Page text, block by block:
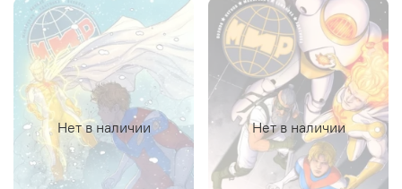
Нет в наличии Нет в наличии